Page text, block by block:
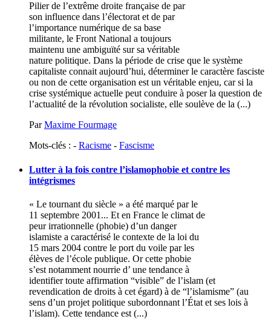
Pilier de l’extrême droite française de par
son influence dans l’électorat et de par
l’importance numérique de sa base
militante, le Front National a toujours
maintenu une ambiguïté sur sa véritable
nature politique. Dans la période de crise que le système
capitaliste connait aujourd’hui, déterminer le caractère fasciste
ou non de cette organisation est un véritable enjeu, car si la
crise systémique actuelle peut conduire à poser la question de
l’actualité de la révolution socialiste, elle soulève de la (...)
ParMaxime Fourmage
Mots-clés : - Racisme - Fascisme
Lutter à la fois contre l’islamophobie et contre les
intégrismes
« Le tournant du siècle » a été marqué par le
11 septembre 2001... Et en France le climat de
peur irrationnelle (phobie) d’un danger
islamiste a caractérisé le contexte de la loi du
15 mars 2004 contre le port du voile par les
élèves de l’école publique. Or cette phobie
s’est notamment nourrie d’ une tendance à
identifier toute affirmation “visible” de l’islam (et
revendication de droits à cet égard) à de “l’islamisme” (au
sens d’un projet politique subordonnant l’État et ses lois à
l’islam). Cette tendance est (...)